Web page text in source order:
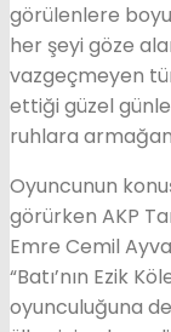
görülenlere
her şeyi göze
vazgeçmeyen
ettiği güzel
ruhlara
Oyuncunun
görürken AKP
Emre Cemil
“Batı’nın Ezik
oyunculuğuna